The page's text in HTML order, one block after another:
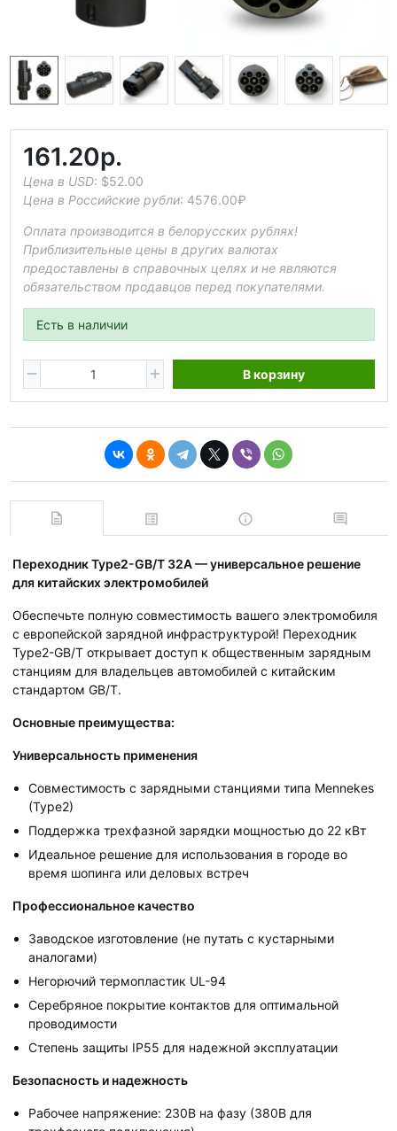
161.20р.
Цена в USD: $52.00
Цена в Российские рубли: 4576.00₽
Оплата производится в белорусских рублях!
Приблизительные цены в других валютах
предоставлены в справочных целях и не являются
обязательством продавцов перед покупателями.
Есть в наличии
В корзину
Переходник Type2-GB/T 32A — универсальное решение
для китайских электромобилей
Обеспечьте полную совместимость вашего электромобиля
с европейской зарядной инфраструктурой! Переходник
Type2-GB/T открывает доступ к общественным зарядным
станциям для владельцев автомобилей с китайским
стандартом GB/T.
Основные преимущества:
Универсальность применения
Совместимость с зарядными станциями типа Mennekes
(Type2)
Поддержка трехфазной зарядки мощностью до 22 кВт
Идеальное решение для использования в городе во
время шопинга или деловых встреч
Профессиональное качество
Заводское изготовление (не путать с кустарными
аналогами)
Негорючий термопластик UL-94
Серебряное покрытие контактов для оптимальной
проводимости
Степень защиты IP55 для надежной эксплуатации
Безопасность и надежность
Рабочее напряжение: 230В на фазу (380В для